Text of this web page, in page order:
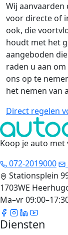
Wij
voor directe of
ook, die
houdt met het
aangeboden
raden u aan
ons op te
het nemen van
Direct regelen
Koop je auto
072-2019000
Stationsplein
1703WE
Ma–vr
Diensten